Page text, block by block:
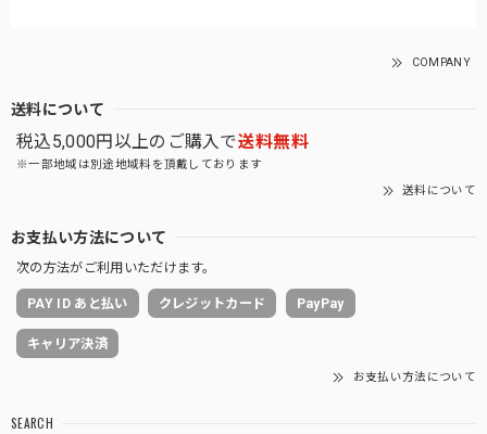
COMPANY
送料について
税込5,000円以上のご購入で送料無料
※一部地域は別途地域料を頂戴しております
送料について
お支払い方法について
次の方法がご利用いただけます。
PAY ID あと払い クレジットカード PayPay
キャリア決済
お支払い方法について
SEARCH